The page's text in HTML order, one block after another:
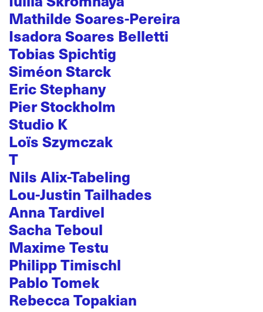
Mathilde Soares-Pereira
Isadora Soares Belletti
Tobias Spichtig
Siméon Starck
Eric Stephany
Pier Stockholm
Studio K
Loïs Szymczak
T
Nils Alix-Tabeling
Lou-Justin Tailhades
Anna Tardivel
Sacha Teboul
Maxime Testu
Philipp Timischl
Pablo Tomek
Rebecca Topakian